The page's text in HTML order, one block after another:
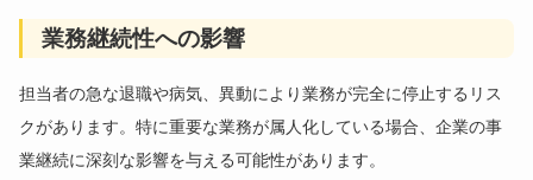
業務継続性への影響
担当者の急な退職や病気、異動により業務が完全に停止するリス
クがあります。特に重要な業務が属人化している場合、企業の事
業継続に深刻な影響を与える可能性があります。